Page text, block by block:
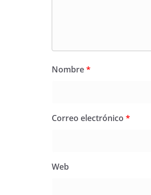
Nombre*
Correo electrónico *
Web